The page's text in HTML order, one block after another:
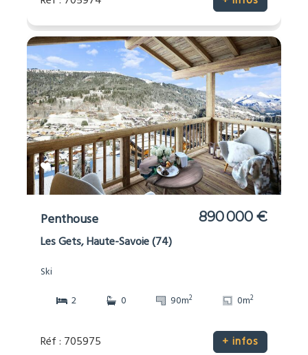
Penthouse 890 000 €
Les Gets, Haute-Savoie (74)
Ski
2
0 90m2 0m2
Réf : 705975 + infos